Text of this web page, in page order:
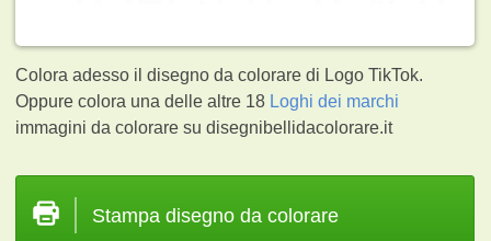
Colora adesso il disegno da colorare di Logo TikTok.
Oppure colora una delle altre 18 Loghi dei marchi
immagini da colorare su disegnibellidacolorare.it
Stampa disegno da colorare